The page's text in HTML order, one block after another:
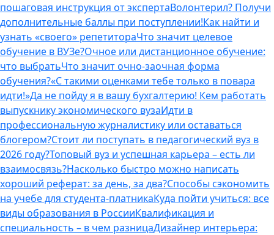
пошаговая инструкция от экспертаВолонтерил? Получи
дополнительные баллы при поступлении!Как найти и
узнать «своего» репетитораЧто значит целевое
обучение в ВУЗе?Очное или дистанционное обучение:
что выбратьЧто значит очно-заочная форма
обучения?«С такими оценками тебе только в повара
идти!»Да не пойду я в вашу бухгалтерию! Кем работать
выпускнику экономического вузаИдти в
профессиональную журналистику или оставаться
блогером?Стоит ли поступать в педагогический вуз в
2026 году?Топовый вуз и успешная карьера – есть ли
взаимосвязь?Насколько быстро можно написать
хороший реферат: за день, за два?Способы сэкономить
на учебе для студента-платникаКуда пойти учиться: все
виды образования в РоссииКвалификация и
специальность – в чем разницаДизайнер интерьера: